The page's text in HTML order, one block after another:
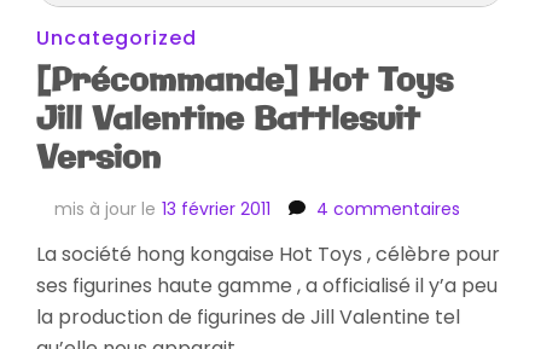
Uncategorized
[Précommande] Hot Toys
Jill Valentine Battlesuit
Version
mis à jour le 13 février 2011 4 commentaires
Hot
Toys
Jill
La société hong kongaise Hot Toys , célèbre pour
ses figurines haute gamme , a officialisé il y’a peu
la production de figurines de Jill Valentine tel